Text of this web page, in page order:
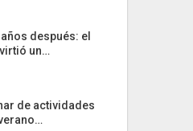
después: el
un…
de actividades